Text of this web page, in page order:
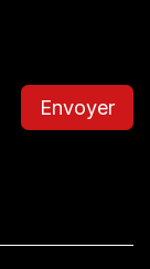
Envoyer